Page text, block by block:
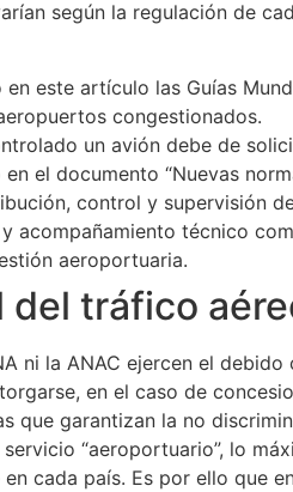
según la regulación de
este artículo las Guías
congestionados.
un avión debe de
el documento “Nuevas
control y supervisión
acompañamiento técnico
aeroportuaria.
del tráfico
ni la ANAC ejercen el
en el caso de
que garantizan la no
“aeroportuario”, lo
cada país. Es por ello que